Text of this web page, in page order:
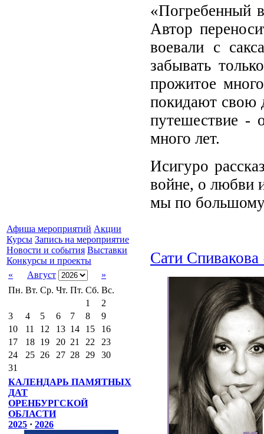
Афиша мероприятий Акции
Курсы Запись на мероприятие
Новости и события Выставки
Конкурсы и проекты
«
Август
»
Пн. Вт. Ср. Чт. Пт. Сб. Вс.
1
2
3
4 5 6 7 8
9
10
11 12 13 14 15
16
17
18 19 20 21 22
23
24
25 26 27 28 29
30
31
КАЛЕНДАРЬ ПАМЯТНЫХ
ДАТ
ОРЕНБУРГСКОЙ
ОБЛАСТИ
2025 · 2026
«Погребенный
Автор
воевали с
забывать
прожитое
покидают свою
путешествие -
много лет.
Исигуро
войне, о любви
мы по
Сати